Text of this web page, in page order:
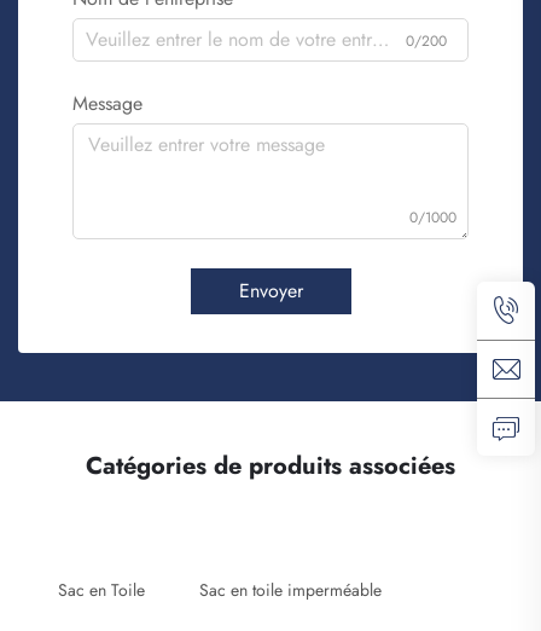
0/200
Message
0/1000
Envoyer
Catégories de produits associées
Sac en Toile Sac en toile imperméable